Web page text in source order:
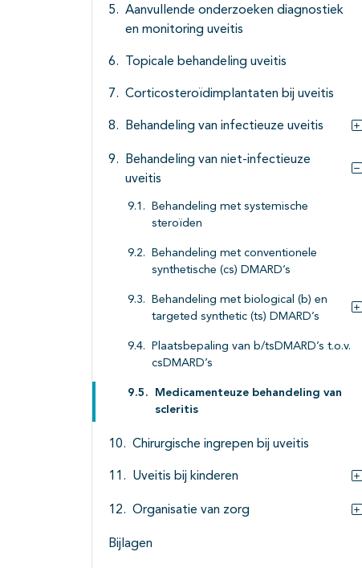
Aanvullende onderzoeken diagnostiek
en monitoring uveitis
Topicale behandeling uveitis
Corticosteroïdimplantaten bij uveitis
Behandeling van infectieuze uveitis
Behandeling van niet-infectieuze
uveitis
Behandeling met systemische
steroïden
Behandeling met conventionele
synthetische (cs) DMARD’s
Behandeling met biological (b) en
targeted synthetic (ts) DMARD’s
Plaatsbepaling van b/tsDMARD’s t.o.v.
csDMARD’s
Medicamenteuze behandeling van
scleritis
Chirurgische ingrepen bij uveitis
Uveitis bij kinderen
Organisatie van zorg
Bijlagen